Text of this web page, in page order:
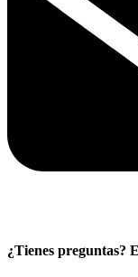
¿Tienes preguntas?